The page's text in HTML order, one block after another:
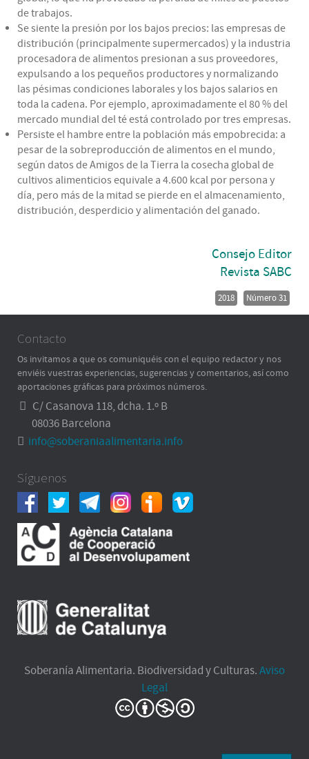
de trabajos.
Se siente la presión por los bajos precios: las empresas de
distribución (principalmente supermercados) y la industria
procesadora de alimentos presionan a sus proveedores,
expulsando a los pequeños productores y normalizando
las pésimas condiciones laborales y los bajos salarios en
toda la cadena. Por ejemplo, aproximadamente el 80 % del
mercado mundial del té está controlado por tres empresas.
Persiste el hambre entre la población más empobrecida: a
pesar de la sobreproducción de alimentos en el mundo,
según datos de Amigos de la Tierra la cosecha global de
cultivos alimenticios equivale a 4.600 kcal por persona y
día, pero más de la mitad se pierde en el almacenamiento,
distribución, desperdicio y alimentación del ganado.
Consejo Editor
Revista SABC
2018 Número 31
Contacto
Os invitamos a que os comuniquéis con el equipo redactor y nos
enviéis vuestras experiencias, sugerencias y comentarios, así como
aportaciones gráficas para próximos números.
C/ Casanova 118, dcha. 1.º B
08036 Barcelona
info@soberaniaalimentaria.info
Síguenos
Soberanía Alimentaria. Biodiversidad y Culturas.Aviso
Legal